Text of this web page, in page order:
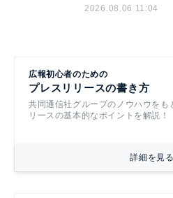
2026.08.06 11:04
広報初心者のための
プレスリリースの書き方
共同通信社グループのノウハウをも
リースの基本的なポイントを解説！
詳細を見る